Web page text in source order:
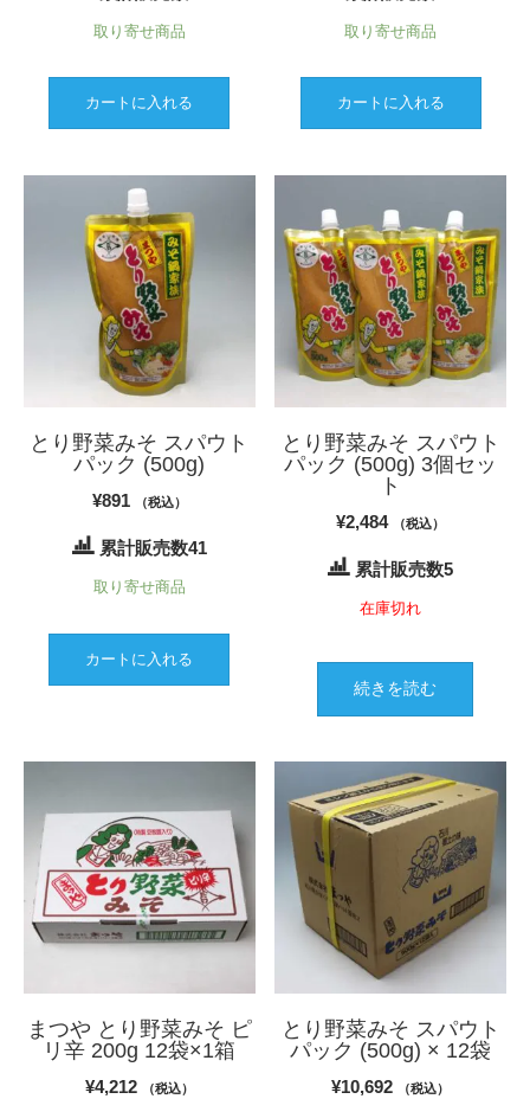
取り寄せ商品
カートに入れる
取り寄せ商品
カートに入れる
とり野菜みそ スパウト
パック (500g)
¥891 （税込）
累計販売数41
取り寄せ商品
カートに入れる
とり野菜みそ スパウト
パック (500g) 3個セッ
ト
¥2,484 （税込）
累計販売数5
在庫切れ
続きを読む
まつや とり野菜みそ ピ
リ辛 200g 12袋×1箱
¥4,212 （税込）
とり野菜みそ スパウト
パック (500g) × 12袋
¥10,692 （税込）